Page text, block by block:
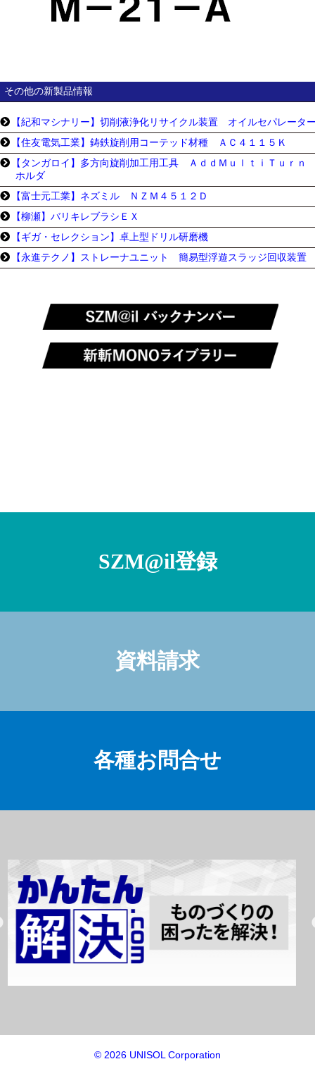
その他の新製品情報
【紀和マシナリー】切削液浄化リサイクル装置 オイルセパレータ
【住友電気工業】鋳鉄旋削用コーテッド材種 ＡＣ４１１５Ｋ
【タンガロイ】多方向旋削加工用工具 ＡｄｄＭｕｌｔｉＴｕｒ
ホルダ
【富士元工業】ネズミル ＮＺＭ４５１２Ｄ
【柳瀬】バリキレブラシＥＸ
【ギガ・セレクション】卓上型ドリル研磨機
【永進テクノ】ストレーナユニット 簡易型浮遊スラッジ回収装置
SZM@il登録
資料請求
各種お問合せ
© 2026 UNISOL Corporation